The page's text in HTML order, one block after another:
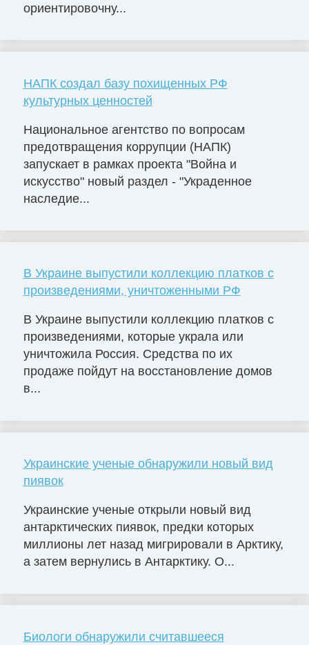
ориентировочну...
НАПК создал базу похищенных РФ
культурных ценностей
Национальное агентство по вопросам
предотвращения коррупции (НАПК)
запускает в рамках проекта "Война и
искусство" новый раздел - "Украденное
наследие...
В Украине выпустили коллекцию платков с
произведениями, уничтоженными РФ
В Украине выпустили коллекцию платков с
произведениями, которые украла или
уничтожила Россия. Средства по их
продаже пойдут на восстановление домов
в...
Украинские ученые обнаружили новый вид
пиявок
Украинские ученые открыли новый вид
антарктических пиявок, предки которых
миллионы лет назад мигрировали в Арктику,
а затем вернулись в Антарктику. О...
Биологи обнаружили считавшееся